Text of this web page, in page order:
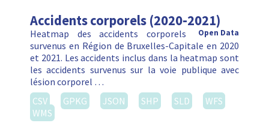
Accidents corporels (2020-2021)
Open Data
Heatmap des accidents corporels
survenus en Région de Bruxelles-Capitale en 2020
et 2021. Les accidents inclus dans la heatmap sont
les accidents survenus sur la voie publique avec
lésion corporel …
CSV
GPKG JSON SHP SLD
WFS
WMS